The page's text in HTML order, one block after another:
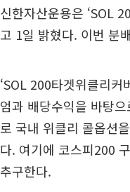
신한자산운용은 ‘SOL
고 1일 밝혔다. 이번 분
‘SOL 200타겟위클리
엄과 배당수익을 바탕
로 국내 위클리 콜옵션
다. 여기에 코스피200
추구한다.